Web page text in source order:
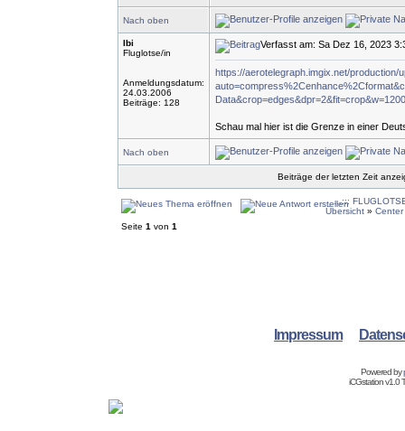
Nach oben
Ibi
Fluglotse/in
Anmeldungsdatum:
24.03.2006
Beiträge: 128
Verfasst am: Sa Dez 16, 2023
https://aerotelegraph.imgix.net/production/
Schau mal hier ist die Grenze in einer
Nach oben
Beiträge der letzten Zeit
...:::
Übersicht » Center
Seite 1 von 1
Impressum
Powered by
iCGstation v1.0